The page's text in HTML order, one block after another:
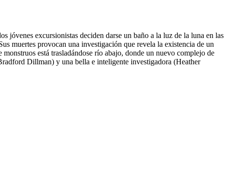
jóvenes excursionistas deciden darse un baño a la luz de la luna en las
muertes provocan una investigación que revela la existencia de un
está trasladándose río abajo, donde un nuevo complejo de
Dillman) y una bella e inteligente investigadora (Heather